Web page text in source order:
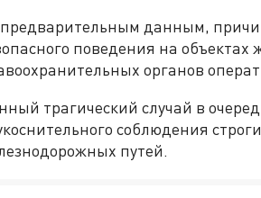
данным,
поведения на
органов
трагический случай в
соблюдения
путей.